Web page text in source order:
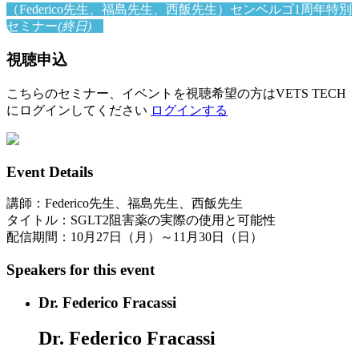
（Federico先生、福島先生、西飯先生） センベルゴ1周年特別
セミナー(終日)
視聴申込
こちらのセミナー、イベントを視聴希望の方はVETS TECH
にログインしてください ログインする
Event Details
講師：Federico先生、福島先生、西飯先生
タイトル：SGLT2阻害薬の実際の使用と可能性
配信期間：10月27日（月）～11月30日（日）
Speakers for this event
Dr. Federico Fracassi
Dr. Federico Fracassi